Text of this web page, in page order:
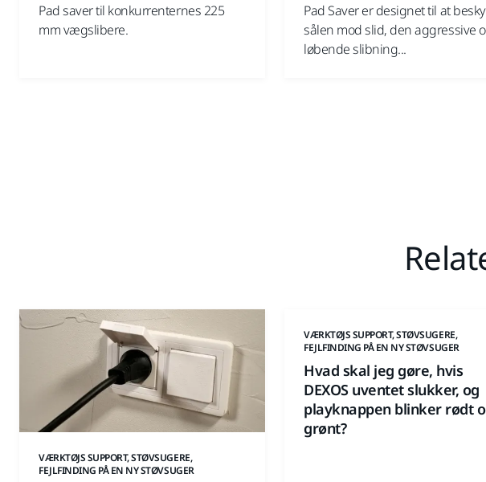
Pad saver til konkurrenternes 225
mm vægslibere.
Pad Saver er designet til at
sålen mod slid, den aggressive
løbende slibning...
VÆRKTØJS SUPPORT, STØVSUGERE,
FEJLFINDING PÅ EN NY STØVSUGER
VÆRKTØJS SUPPORT, STØVSUGERE,
FEJLFINDING PÅ EN NY STØVSUGER
Hvad skal jeg gøre, hvis
DEXOS uventet slukker, og
playknappen blinker rødt
grønt?